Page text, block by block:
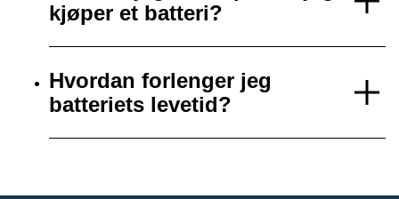
kjøper et batteri?
Hvordan forlenger jeg
batteriets levetid?